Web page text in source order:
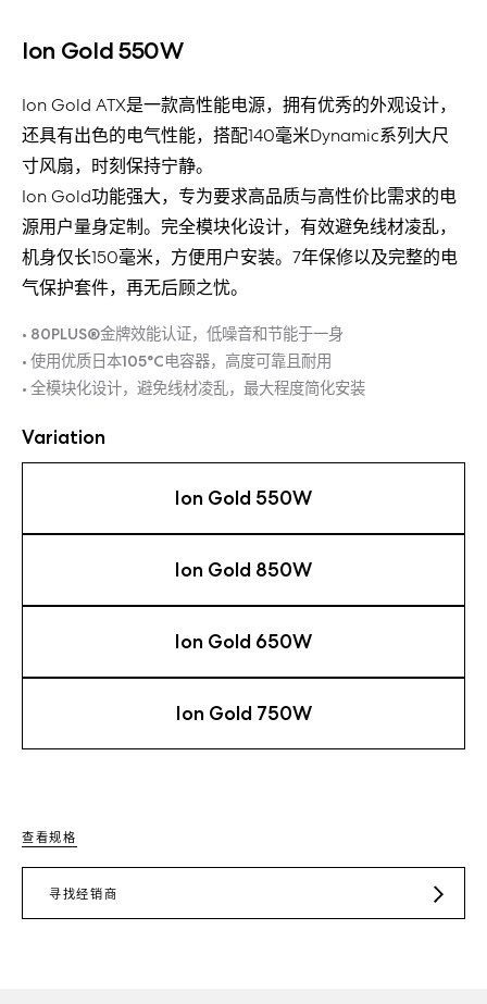
Ion Gold 550W
Ion Gold ATX是一款高性能电源，拥有优秀的外观设计，
还具有出色的电气性能，搭配140毫米Dynamic系列大尺
寸风扇，时刻保持宁静。
Ion Gold功能强大，专为要求高品质与高性价比需求的电
源用户量身定制。完全模块化设计，有效避免线材凌乱，
机身仅长150毫米，方便用户安装。7年保修以及完整的电
气保护套件，再无后顾之忧。
• 80PLUS®金牌效能认证，低噪音和节能于一身
• 使用优质日本105°C电容器，高度可靠且耐用
• 全模块化设计，避免线材凌乱，最大程度简化安装
Variation
Ion Gold 550W
Ion Gold 850W
Ion Gold 650W
Ion Gold 750W
查看规格
寻找经销商